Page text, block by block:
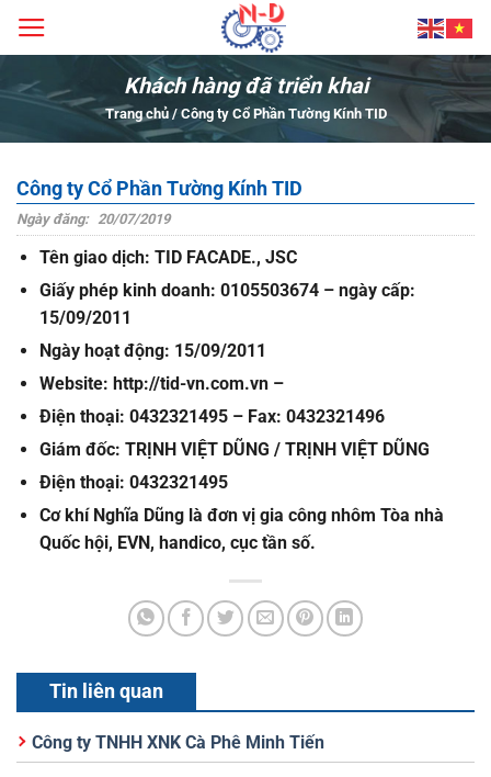
qua
dung
Khách hàng đã triển khai
Trang chủ/ Công ty Cổ Phần Tường Kính TID
Công ty Cổ Phần Tường Kính TID
Ngày đăng: 20/07/2019
Tên giao dịch: TID FACADE., JSC
Giấy phép kinh doanh: 0105503674 – ngày cấp:
15/09/2011
Ngày hoạt động: 15/09/2011
Website: http://tid-vn.com.vn –
Điện thoại: 0432321495 – Fax: 0432321496
Giám đốc: TRỊNH VIỆT DŨNG / TRỊNH VIỆT DŨNG
Điện thoại: 0432321495
Cơ khí Nghĩa Dũnglà đơn vị gia công nhôm Tòa nhà
Quốc hội, EVN, handico, cục tần số.
Tin liên quan
Công ty TNHH XNK Cà Phê Minh Tiến